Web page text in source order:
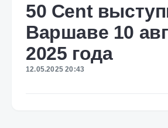
50 Cent
Варшаве 10
2025 года
12.05.2025 20:43